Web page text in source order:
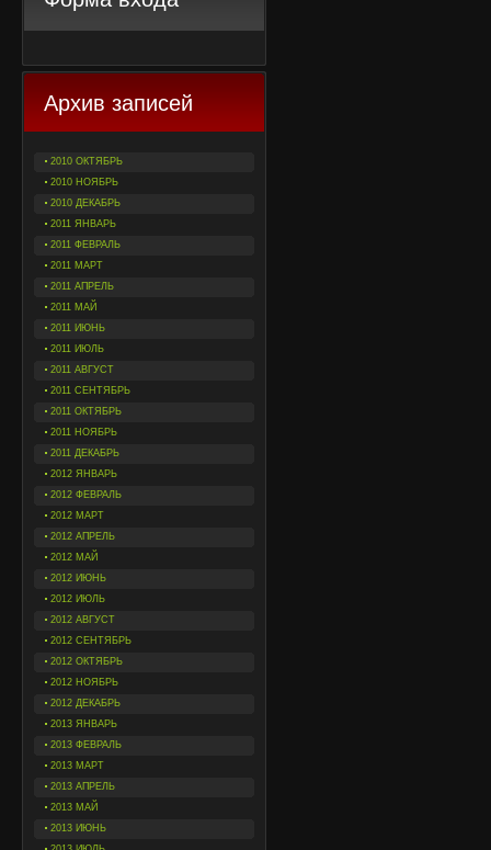
Архив записей
2010 ОКТЯБРЬ
2010 НОЯБРЬ
2010 ДЕКАБРЬ
2011 ЯНВАРЬ
2011 ФЕВРАЛЬ
2011 МАРТ
2011 АПРЕЛЬ
2011 МАЙ
2011 ИЮНЬ
2011 ИЮЛЬ
2011 АВГУСТ
2011 СЕНТЯБРЬ
2011 ОКТЯБРЬ
2011 НОЯБРЬ
2011 ДЕКАБРЬ
2012 ЯНВАРЬ
2012 ФЕВРАЛЬ
2012 МАРТ
2012 АПРЕЛЬ
2012 МАЙ
2012 ИЮНЬ
2012 ИЮЛЬ
2012 АВГУСТ
2012 СЕНТЯБРЬ
2012 ОКТЯБРЬ
2012 НОЯБРЬ
2012 ДЕКАБРЬ
2013 ЯНВАРЬ
2013 ФЕВРАЛЬ
2013 МАРТ
2013 АПРЕЛЬ
2013 МАЙ
2013 ИЮНЬ